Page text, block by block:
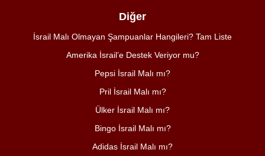
Diğer
İsrail Malı Olmayan Şampuanlar Hangileri? Tam Liste
Amerika İsrail’e Destek Veriyor mu?
Pepsi İsrail Malı mı?
Pril İsrail Malı mı?
Ülker İsrail Malı mı?
Bingo İsrail Malı mı?
Adidas İsrail Malı mı?